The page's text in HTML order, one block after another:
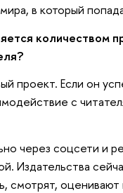
в который
количеством
проект. Если он
с
через соцсети и
Издательства
смотрят, оценивают